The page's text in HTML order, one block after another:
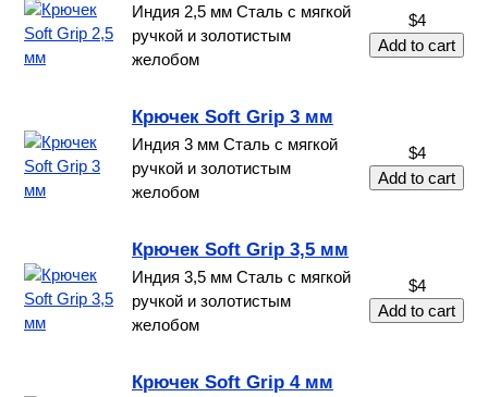
Индия 2,5 мм Сталь с мягкой
ручкой и золотистым
желобом
$4
Крючек Soft Grip 3 мм
Индия 3 мм Сталь с мягкой
ручкой и золотистым
желобом
$4
Крючек Soft Grip 3,5 мм
Индия 3,5 мм Сталь с мягкой
ручкой и золотистым
желобом
$4
Крючек Soft Grip 4 мм